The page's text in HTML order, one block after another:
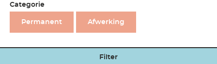
Categorie
Permanent Afwerking
Filter